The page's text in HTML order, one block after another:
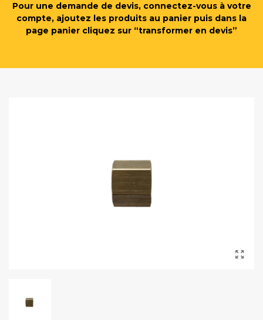
Pour une demande de devis, connectez-vous à votre
compte, ajoutez les produits au panier puis dans la
page panier cliquez sur “transformer en devis”